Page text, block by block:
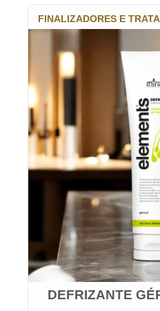
FINALIZADORES E
DEFRIZANTE